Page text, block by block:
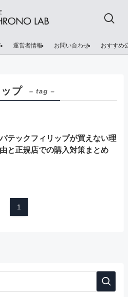
運営者情報 お問い合わせ おすすめ
プ – tag –
テックフィリップが買えない理
由と正規店での購入対策まとめ
1